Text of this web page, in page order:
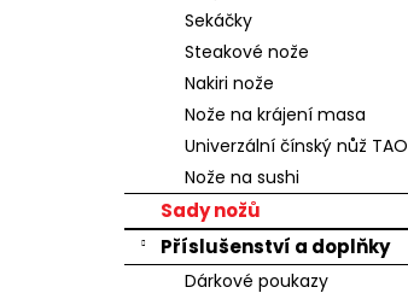
Sekáčky
Steakové nože
Nakiri nože
Nože na krájení masa
Univerzální čínský nůž TAO
Nože na sushi
Sady nožů
Příslušenství a doplňky
Dárkové poukazy